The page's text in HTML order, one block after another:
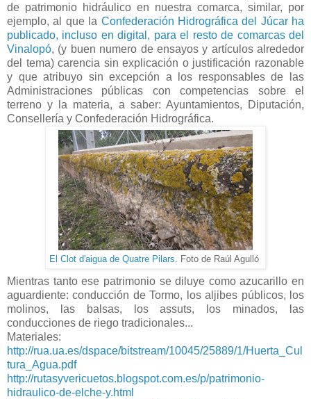
de patrimonio hidráulico en nuestra comarca, similar, por
ejemplo, al que la Confederación Hidrográfica del Júcar ha
publicado, incluso en digital, para el resto de comarcas del
Vinalopó, (y buen numero de ensayos y artículos alrededor
del tema) carencia sin explicación o justificación razonable
y que atribuyo sin excepción a los responsables de las
Administraciones públicas con competencias sobre el
terreno y la materia, a saber: Ayuntamientos, Diputación,
Consellería y Confederación Hidrográfica.
El Clot d'aigua de Quatre Pilars . Foto de Raúl Agulló
Mientras tanto ese patrimonio se diluye como azucarillo en
aguardiente: conducción de Tormo, los aljibes públicos, los
molinos, las balsas, los assuts, los minados, las
conducciones de riego tradicionales...
Materiales:
http://rua.ua.es/dspace/bitstream/10045/25889/1/Huerta_Cul
tura_Agua.pdf
http://rutasyvericuetos.blogspot.com.es/p/patrimonio-
hidraulico-de-elche-y.html